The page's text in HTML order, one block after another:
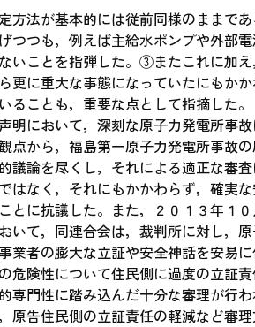
法が基本的には従前同様のままで
つも，例えば主給水ポンプや外部電
いことを指弾した。③またこれに加
に重大な事態になっていたにもかか
ことも，重要な点として指摘した。
明において，深刻な原子力発電所事故
点から，福島第一原子力発電所事故
議論を尽くし，それによる適正な審
はなく，それにもかかわらず，確実
とに抗議した。また，２０１３年１０
いて，同連合会は，裁判所に対し，
者の膨大な立証や安全神話を安易に
危険性について住民側に過度の立証
専門性に踏み込んだ十分な審理が行
原告住民側の立証責任の軽減など審